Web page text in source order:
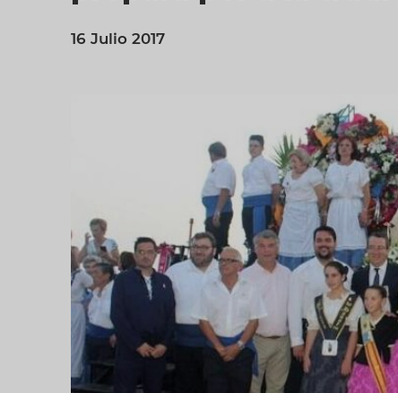
16 Julio 2017